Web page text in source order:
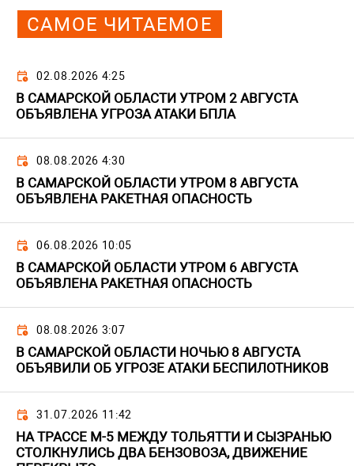
САМОЕ ЧИТАЕМОЕ
02.08.2026 4:25
В САМАРСКОЙ ОБЛАСТИ УТРОМ 2 АВГУСТА
ОБЪЯВЛЕНА УГРОЗА АТАКИ БПЛА
08.08.2026 4:30
В САМАРСКОЙ ОБЛАСТИ УТРОМ 8 АВГУСТА
ОБЪЯВЛЕНА РАКЕТНАЯ ОПАСНОСТЬ
06.08.2026 10:05
В САМАРСКОЙ ОБЛАСТИ УТРОМ 6 АВГУСТА
ОБЪЯВЛЕНА РАКЕТНАЯ ОПАСНОСТЬ
08.08.2026 3:07
В САМАРСКОЙ ОБЛАСТИ НОЧЬЮ 8 АВГУСТА
ОБЪЯВИЛИ ОБ УГРОЗЕ АТАКИ БЕСПИЛОТНИКОВ
31.07.2026 11:42
НА ТРАССЕ М-5 МЕЖДУ ТОЛЬЯТТИ И СЫЗРАНЬЮ
СТОЛКНУЛИСЬ ДВА БЕНЗОВОЗА, ДВИЖЕНИЕ